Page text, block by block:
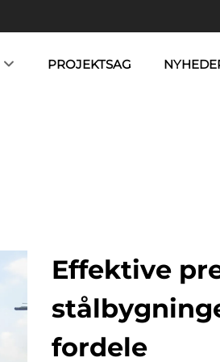
PROJEKTSAG
Effektive
fordele